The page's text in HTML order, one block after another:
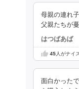
母親の連れ
父親たちが
はつばあば
45人がナイ
面白かった